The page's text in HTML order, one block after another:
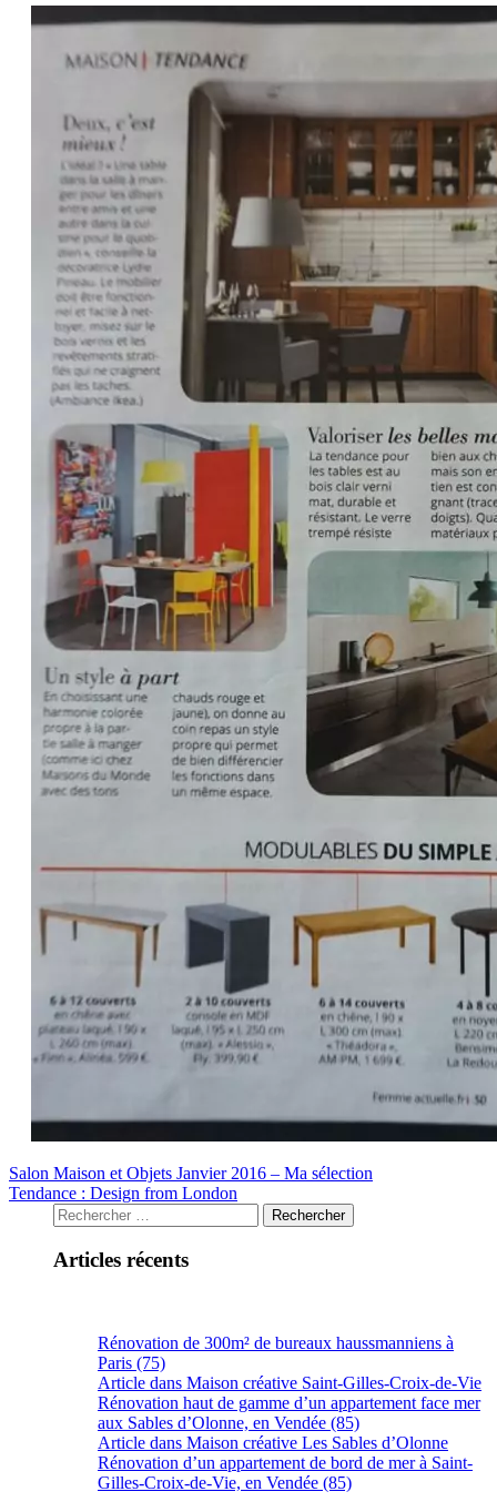
Salon Maison et Objets Janvier 2016 – Ma sélection
Tendance : Design from London
Articles récents
Rénovation de 300m² de bureaux haussmanniens à
Paris (75)
Article dans Maison créative Saint-Gilles-Croix-de-Vie
Rénovation haut de gamme d’un appartement face mer
aux Sables d’Olonne, en Vendée (85)
Article dans Maison créative Les Sables d’Olonne
Rénovation d’un appartement de bord de mer à Saint-
Gilles-Croix-de-Vie, en Vendée (85)